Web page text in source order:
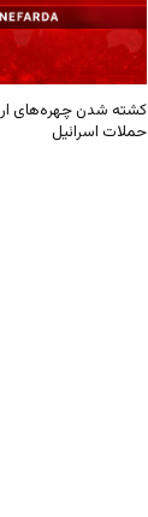
کشته شدن چهره‌های
حملات اسرائیل